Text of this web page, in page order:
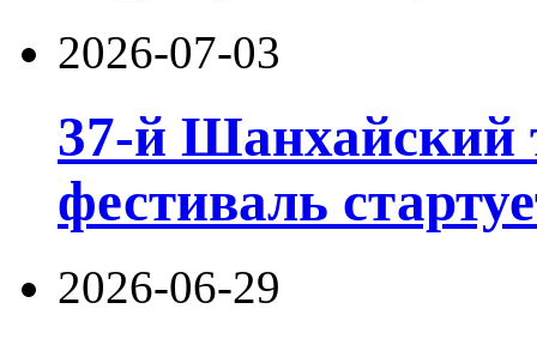
2026-07-03
37-й Шанхайский
фестиваль
2026-06-29